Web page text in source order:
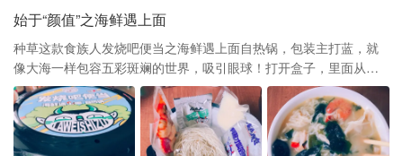
始于“颜值”之海鲜遇上面
种草这款食族人发烧吧便当之海鲜遇上面自热锅，包装主打蓝，就
像大海一样包容五彩斑斓的世界，吸引眼球！打开盒子，里面从左
到右分别是自带的海鲜包里面有鱼丸、虾🦐和蟹棒，菜包里面是干
海带、金针菇包、酱包、面饼、餐具包有筷子和勺子、餐巾纸 怕不
够吃自己加了几颗饺子🥟两根蟹肉棒一起煮，竟然出乎意料的适
搭，海鲜汤底浓郁，面条也顺滑，特别是配上海带，海鲜味十足，